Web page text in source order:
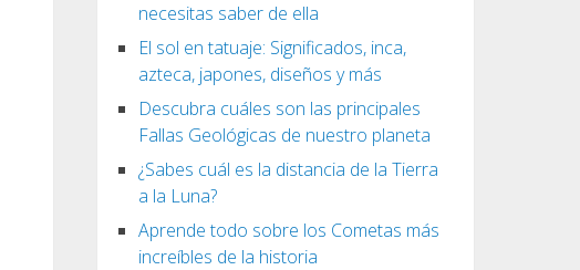
necesitas saber de ella
El sol en tatuaje: Significados, inca,
azteca, japones, diseños y más
Descubra cuáles son las principales
Fallas Geológicas de nuestro planeta
¿Sabes cuál es la distancia de la Tierra
a la Luna?
Aprende todo sobre los Cometas más
increíbles de la historia